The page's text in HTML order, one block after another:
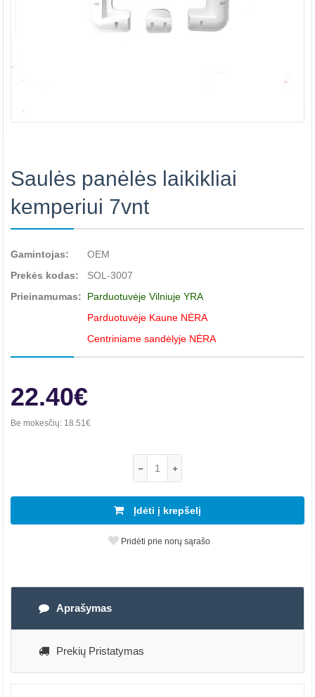
Saulės panėlės laikikliai
kemperiui 7vnt
Gamintojas:
OEM
Prekės kodas:
SOL-3007
Prieinamumas:
Parduotuvėje Vilniuje YRA
Parduotuvėje Kaune NĖRA
Centriniame sandėlyje NĖRA
22.40€
Be mokesčių: 18.51€
Įdėti į krepšelį
Pridėti prie norų sąrašo
Aprašymas
Prekių Pristatymas